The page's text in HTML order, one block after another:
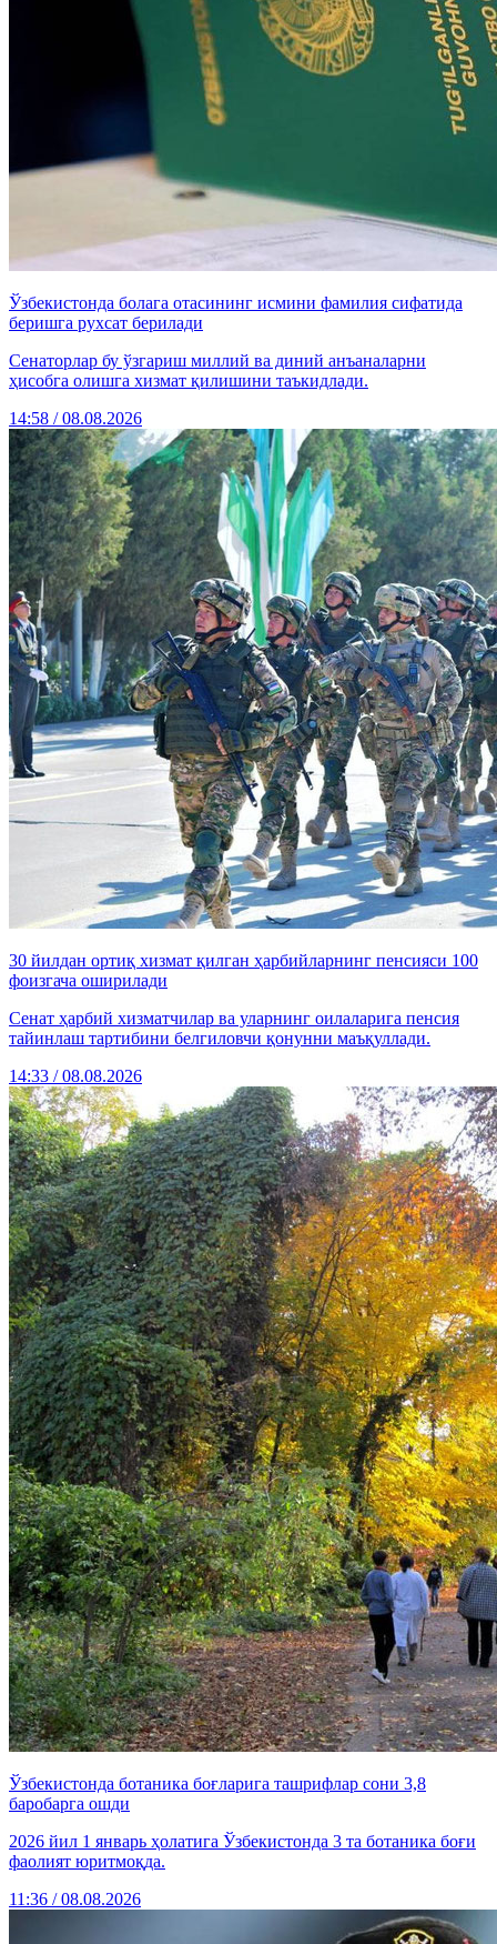
Ўзбекистонда болага отасининг исмини фамилия сифатида
беришга рухсат берилади
Сенаторлар бу ўзгариш миллий ва диний анъаналарни
ҳисобга олишга хизмат қилишини таъкидлади.
14:58 / 08.08.2026
30 йилдан ортиқ хизмат қилган ҳарбийларнинг пенсияси 100
фоизгача оширилади
Сенат ҳарбий хизматчилар ва уларнинг оилаларига пенсия
тайинлаш тартибини белгиловчи қонунни маъқуллади.
14:33 / 08.08.2026
Ўзбекистонда ботаника боғларига ташрифлар сони 3,8
баробарга ошди
2026 йил 1 январь ҳолатига Ўзбекистонда 3 та ботаника боғи
фаолият юритмоқда.
11:36 / 08.08.2026